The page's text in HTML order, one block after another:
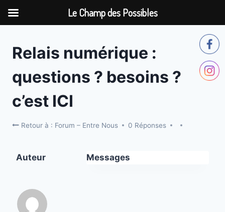
contenu
Relais numérique :
questions ? besoins ?
c’est ICI
Retour à : Forum – Entre Nous 0 Réponses
Auteur Messages
Le Champ des Possibles